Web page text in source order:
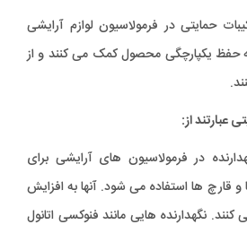
حمایتی در فرمولاسیون لوازم آرایشی
حفظ یکپارچگی محصول کمک می کنند و از
عبارتند از:
در فرمولاسیون های آرایشی برای
قارچ ها استفاده می شود. آنها به افزایش
نگهدارنده هایی مانند فنوکسی اتانول